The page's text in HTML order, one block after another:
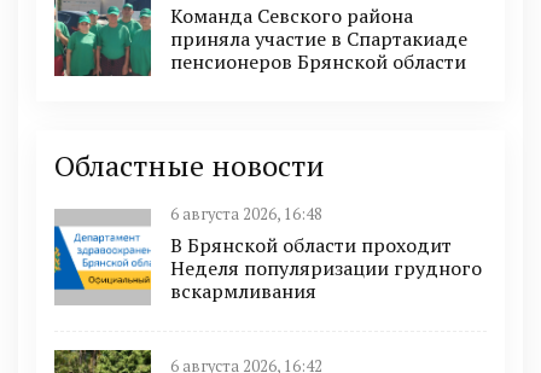
Команда Севского района
приняла участие в Спартакиаде
пенсионеров Брянской области
Областные новости
6 августа 2026, 16:48
В Брянской области проходит
Неделя популяризации грудного
вскармливания
6 августа 2026, 16:42